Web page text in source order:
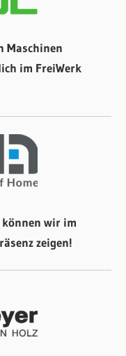
Maschinen
im FreiWerk
können wir im
zeigen!